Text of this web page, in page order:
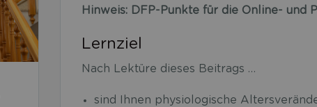
Hinweis: DFP-Punkte für die Online-
Lernziel
Nach Lektüre dieses Beitrags …
sind Ihnen physiologische